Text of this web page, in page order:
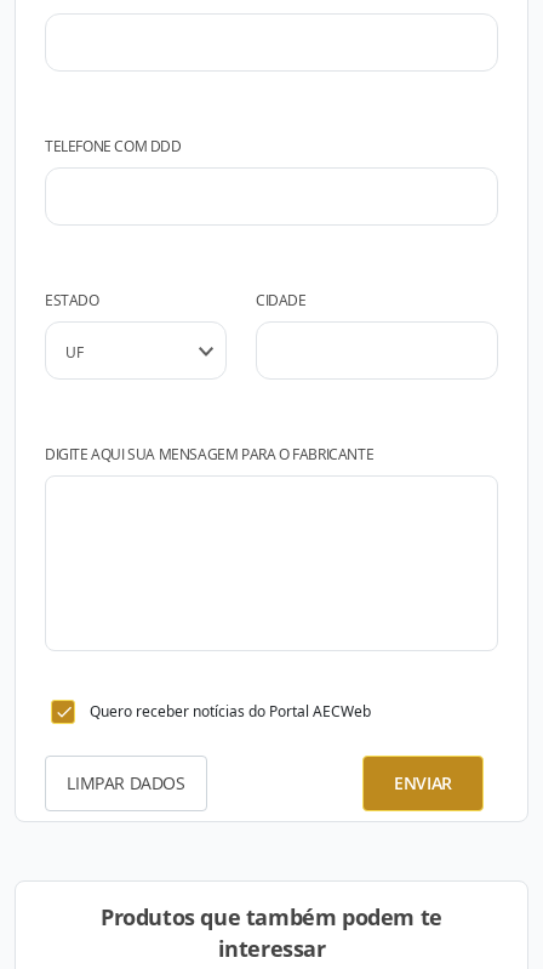
TELEFONE COM DDD
ESTADO CIDADE
DIGITE AQUI SUA MENSAGEM PARA O FABRICANTE
Quero receber notícias do Portal AECWeb
LIMPAR DADOS ENVIAR
Produtos que também podem te
interessar